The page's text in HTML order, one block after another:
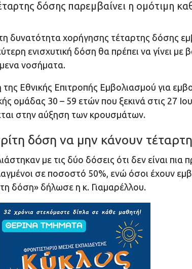
δόσης παρεμβαίνει η ομότιμη
δυνατότητα χορήγησης τέταρτης δόσης
ενισχυτική δόση θα πρέπει να γίνει με
νοσήματα.
Εθνικής Επιτροπής Εμβολιασμού για
ομάδας 30 – 59 ετών που ξεκινά στις 27
στην αύξηση των κρουσμάτων.
δόση να μην κάνουν τέταρτη
με τις δύο δόσεις ότι δεν είναι πια
σε ποσοστό 50%, ενώ όσοι έχουν
δόση» δήλωσε η κ. Γιαμαρέλλου.